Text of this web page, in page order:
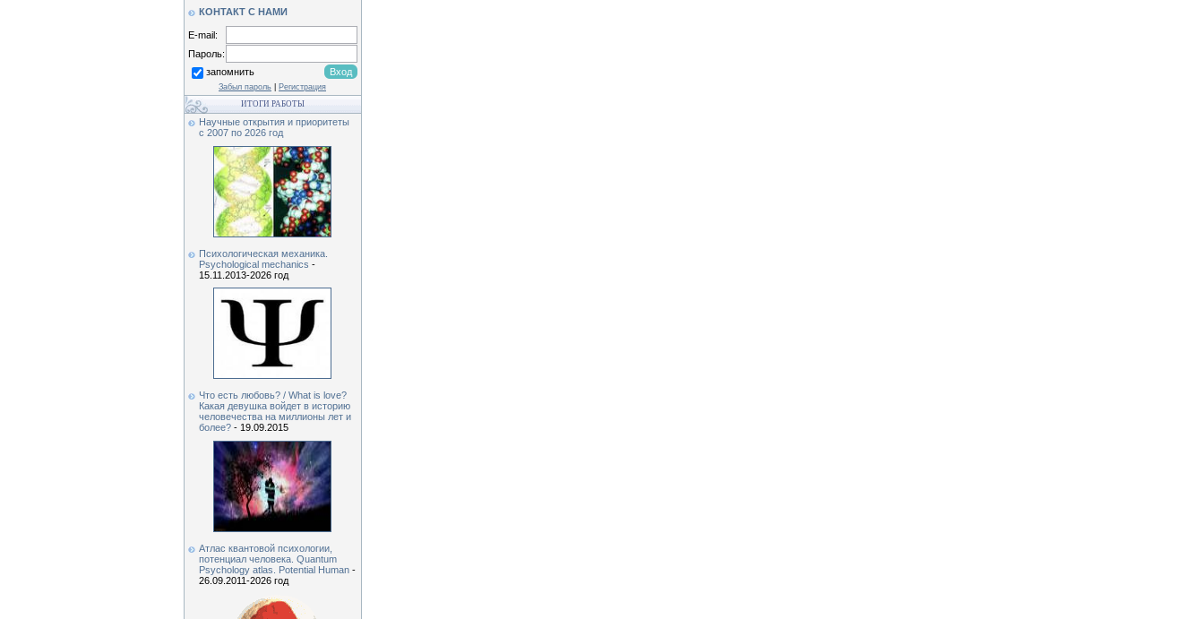
КОНТАКТ С НАМИ
E-mail:
Пароль:
запомнить
Забыл пароль
Регистрация
ИТОГИ РАБОТЫ
Научные открытия и приоритеты
c 2007 по 2026 год
Психологическая механика.
Psychological mechanics -
15.11.2013-2026 год
Что есть любовь? / What is love?
Какая девушка войдет в историю
человечества на миллионы лет и
более?- 19.09.2015
Атлас квантовой психологии,
потенциал человека. Quantum
Psychology atlas. Potential Human-
26.09.2011-2026 год